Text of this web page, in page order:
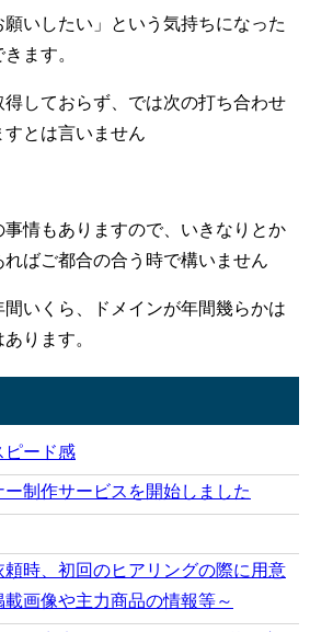
いしたい」という気持ちになった
ます。
しておらず、では次の打ち合わせ
とは言いません
情もありますので、いきなりとか
ばご都合の合う時で構いません
いくら、ドメインが年間幾らかは
ります。
ピード感
ー制作サービスを開始しました
時、初回のヒアリングの際に用意
画像や主力商品の情報等～